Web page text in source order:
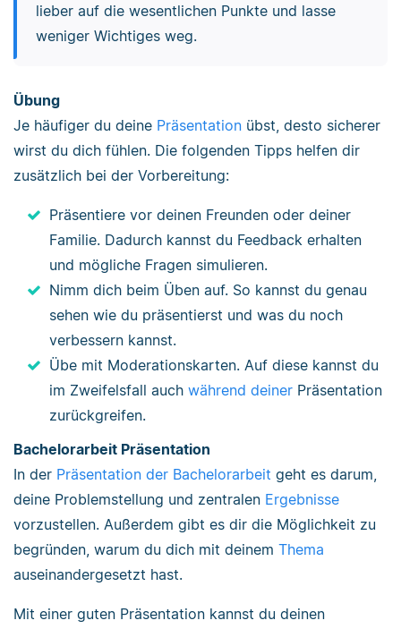
lieber auf die wesentlichen Punkte und lasse
weniger Wichtiges weg.
Übung
Je häufiger du deine Präsentation übst, desto sicherer
wirst du dich fühlen. Die folgenden Tipps helfen dir
zusätzlich bei der Vorbereitung:
Präsentiere vor deinen Freunden oder deiner
Familie. Dadurch kannst du Feedback erhalten
und mögliche Fragen simulieren.
Nimm dich beim Üben auf. So kannst du genau
sehen wie du präsentierst und was du noch
verbessern kannst.
Übe mit Moderationskarten. Auf diese kannst du
im Zweifelsfall auch während deiner Präsentation
zurückgreifen.
Bachelorarbeit Präsentation
In der Präsentation der Bachelorarbeit geht es darum,
deine Problemstellung und zentralen Ergebnisse
vorzustellen. Außerdem gibt es dir die Möglichkeit zu
begründen, warum du dich mit deinem Thema
auseinandergesetzt hast.
Mit einer guten Präsentation kannst du deinen